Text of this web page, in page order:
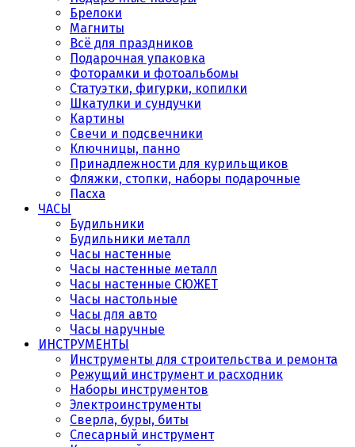
Брелоки
Магниты
Всё для праздников
Подарочная упаковка
Фоторамки и фотоальбомы
Статуэтки, фигурки, копилки
Шкатулки и сундучки
Картины
Свечи и подсвечники
Ключницы, панно
Принадлежности для курильщиков
Фляжки, стопки, наборы подарочные
Пасха
ЧАСЫ
Будильники
Будильники металл
Часы настенные
Часы настенные металл
Часы настенные СЮЖЕТ
Часы настольные
Часы для авто
Часы наручные
ИНСТРУМЕНТЫ
Инструменты для строительства и ремонта
Режущий инструмент и расходник
Наборы инструментов
Электроинструменты
Сверла, буры, биты
Слесарный инструмент